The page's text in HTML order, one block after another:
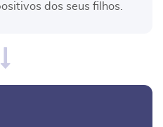
dos seus filhos.